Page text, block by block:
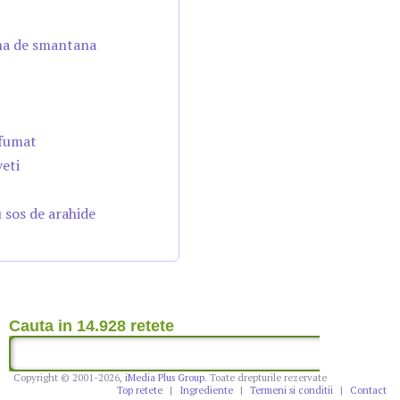
de smantana
de arahide
Cauta in 14.928 retete
Copyright © 2001-2026, iMedia Plus Group. Toate drepturile rezervate
Top retete
| Ingrediente | Termeni si conditii | Contact